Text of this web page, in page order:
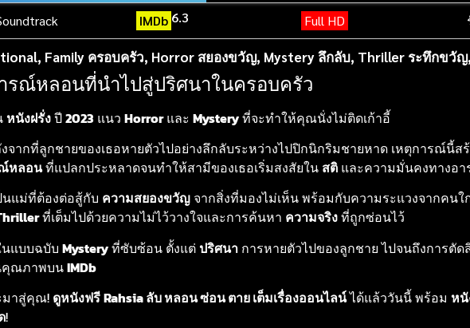
IMDb6.3 Full HD
, Family ครอบครัว, Horror สยองขวัญ, Mystery ลึกลับ, Thriller ระทึกขวัญ,
ารณ์หลอนที่นำไปสู่ปริศนาในครอบครัว
หนังฝรั่งปี2023 แนว Horrorและ Mysteryที่จะทำให้คุณนั่งไม่ติดเก้าอี้
จากที่ลูกชายของเธอหายตัวไปอย่างลึกลับระหว่างไปปิกนิกริมชายหาด เหตุการณ์นี้ส
หลอนที่แปลกประหลาดจนทำให้สามีของเธอเริ่มสงสัยใน สติ และความมั่นคงทางอ
แม่ที่ต้องต่อสู้กับ ความสยองขวัญ จากสิ่งที่มองไม่เห็น พร้อมกับความระแวงจากคน
ที่เต็มไปด้วยความไม่ไว้วางใจและการค้นหา ความจริงที่ถูกซ่อนไว้
แบบฉบับ Mysteryที่ซับซ้อน ตั้งแต่ปริศนา การหายตัวไปของลูกชาย ไปจนถึงการตั
คุณภาพบนIMDb
มาสู่คุณ! ดูหนังฟรีRahsia ลับ หลอน ซ่อน ตาย เต็มเรื่องออนไลน์ได้แล้ววันนี้ พร้อม ห
!